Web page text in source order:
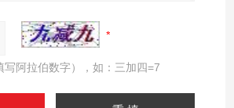
写阿拉伯数字），如：三加四=7